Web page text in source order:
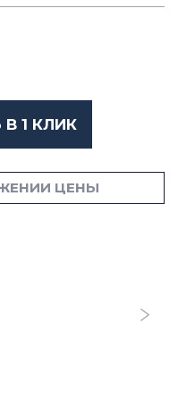
1 КЛИК
ЦЕНЫ